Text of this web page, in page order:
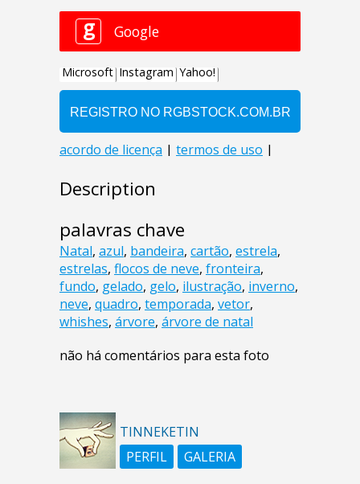
Description
palavras chave
Natal, azul, bandeira, cartão, estrela,
estrelas, flocos de neve, fronteira,
fundo, gelado, gelo, ilustração, inverno,
neve, quadro, temporada, vetor,
whishes, árvore, árvore de natal
não há comentários para esta foto
TINNEKETIN
PERFIL
GALERIA